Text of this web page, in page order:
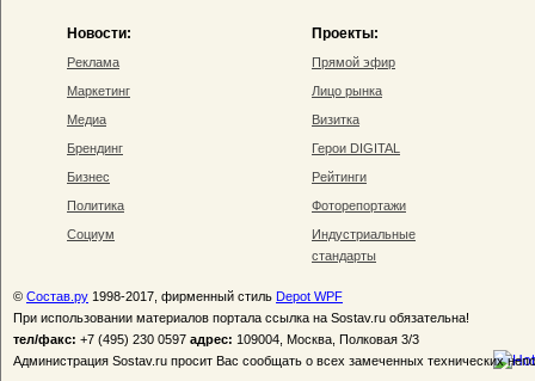
Новости:
Реклама
Маркетинг
Медиа
Брендинг
Бизнес
Политика
Социум
Проекты:
Прямой эфир
Лицо рынка
Визитка
Герои DIGITAL
Рейтинги
Фоторепортажи
Индустриальные
стандарты
© Состав.ру 1998-2017, фирменный стиль Depot WPF
При использовании материалов портала ссылка на Sostav.ru обязательна!
тел/факс: +7 (495) 230 0597 адрес: 109004, Москва, Полковая 3/3
Администрация Sostav.ru просит Вас сообщать о всех замеченных технических